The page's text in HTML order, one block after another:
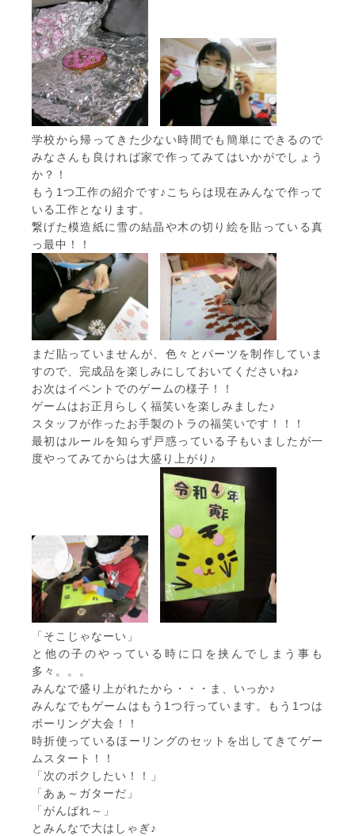
学校から帰ってきた少ない時間でも簡単にできるので
みなさんも良ければ家で作ってみてはいかがでしょう
か？！
もう1つ工作の紹介です♪こちらは現在みんなで作って
いる工作となります。
繋げた模造紙に雪の結晶や木の切り絵を貼っている真
っ最中！！
まだ貼っていませんが、色々とパーツを制作していま
すので、完成品を楽しみにしておいてくださいね♪
お次はイベントでのゲームの様子！！
ゲームはお正月らしく福笑いを楽しみました♪
スタッフが作ったお手製のトラの福笑いです！！！
最初はルールを知らず戸惑っている子もいましたが一
度やってみてからは大盛り上がり♪
「そこじゃなーい」
と他の子のやっている時に口を挟んでしまう事も
多々。。。
みんなで盛り上がれたから・・・ま、いっか♪
みんなでもゲームはもう1つ行っています。もう1つは
ボーリング大会！！
時折使っているほーリングのセットを出してきてゲー
ムスタート！！
「次のボクしたい！！」
「あぁ～ガターだ」
「がんばれ～」
とみんなで大はしゃぎ♪